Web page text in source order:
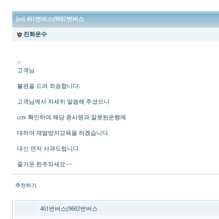
[re] 461번버스(9602번버스
진화운수
>
고객님
불편을 드려 죄송합니다.
고객님께서 자세히 말씀해 주셨으니
cctv 확인하여 해당 종사원과 잘못된운행에
대하여 재발방지교육을 하겠습니다.
대신 먼저 사과드립니다.
즐거운 한주되세요~~
추천하기
461번버스(9602번버스